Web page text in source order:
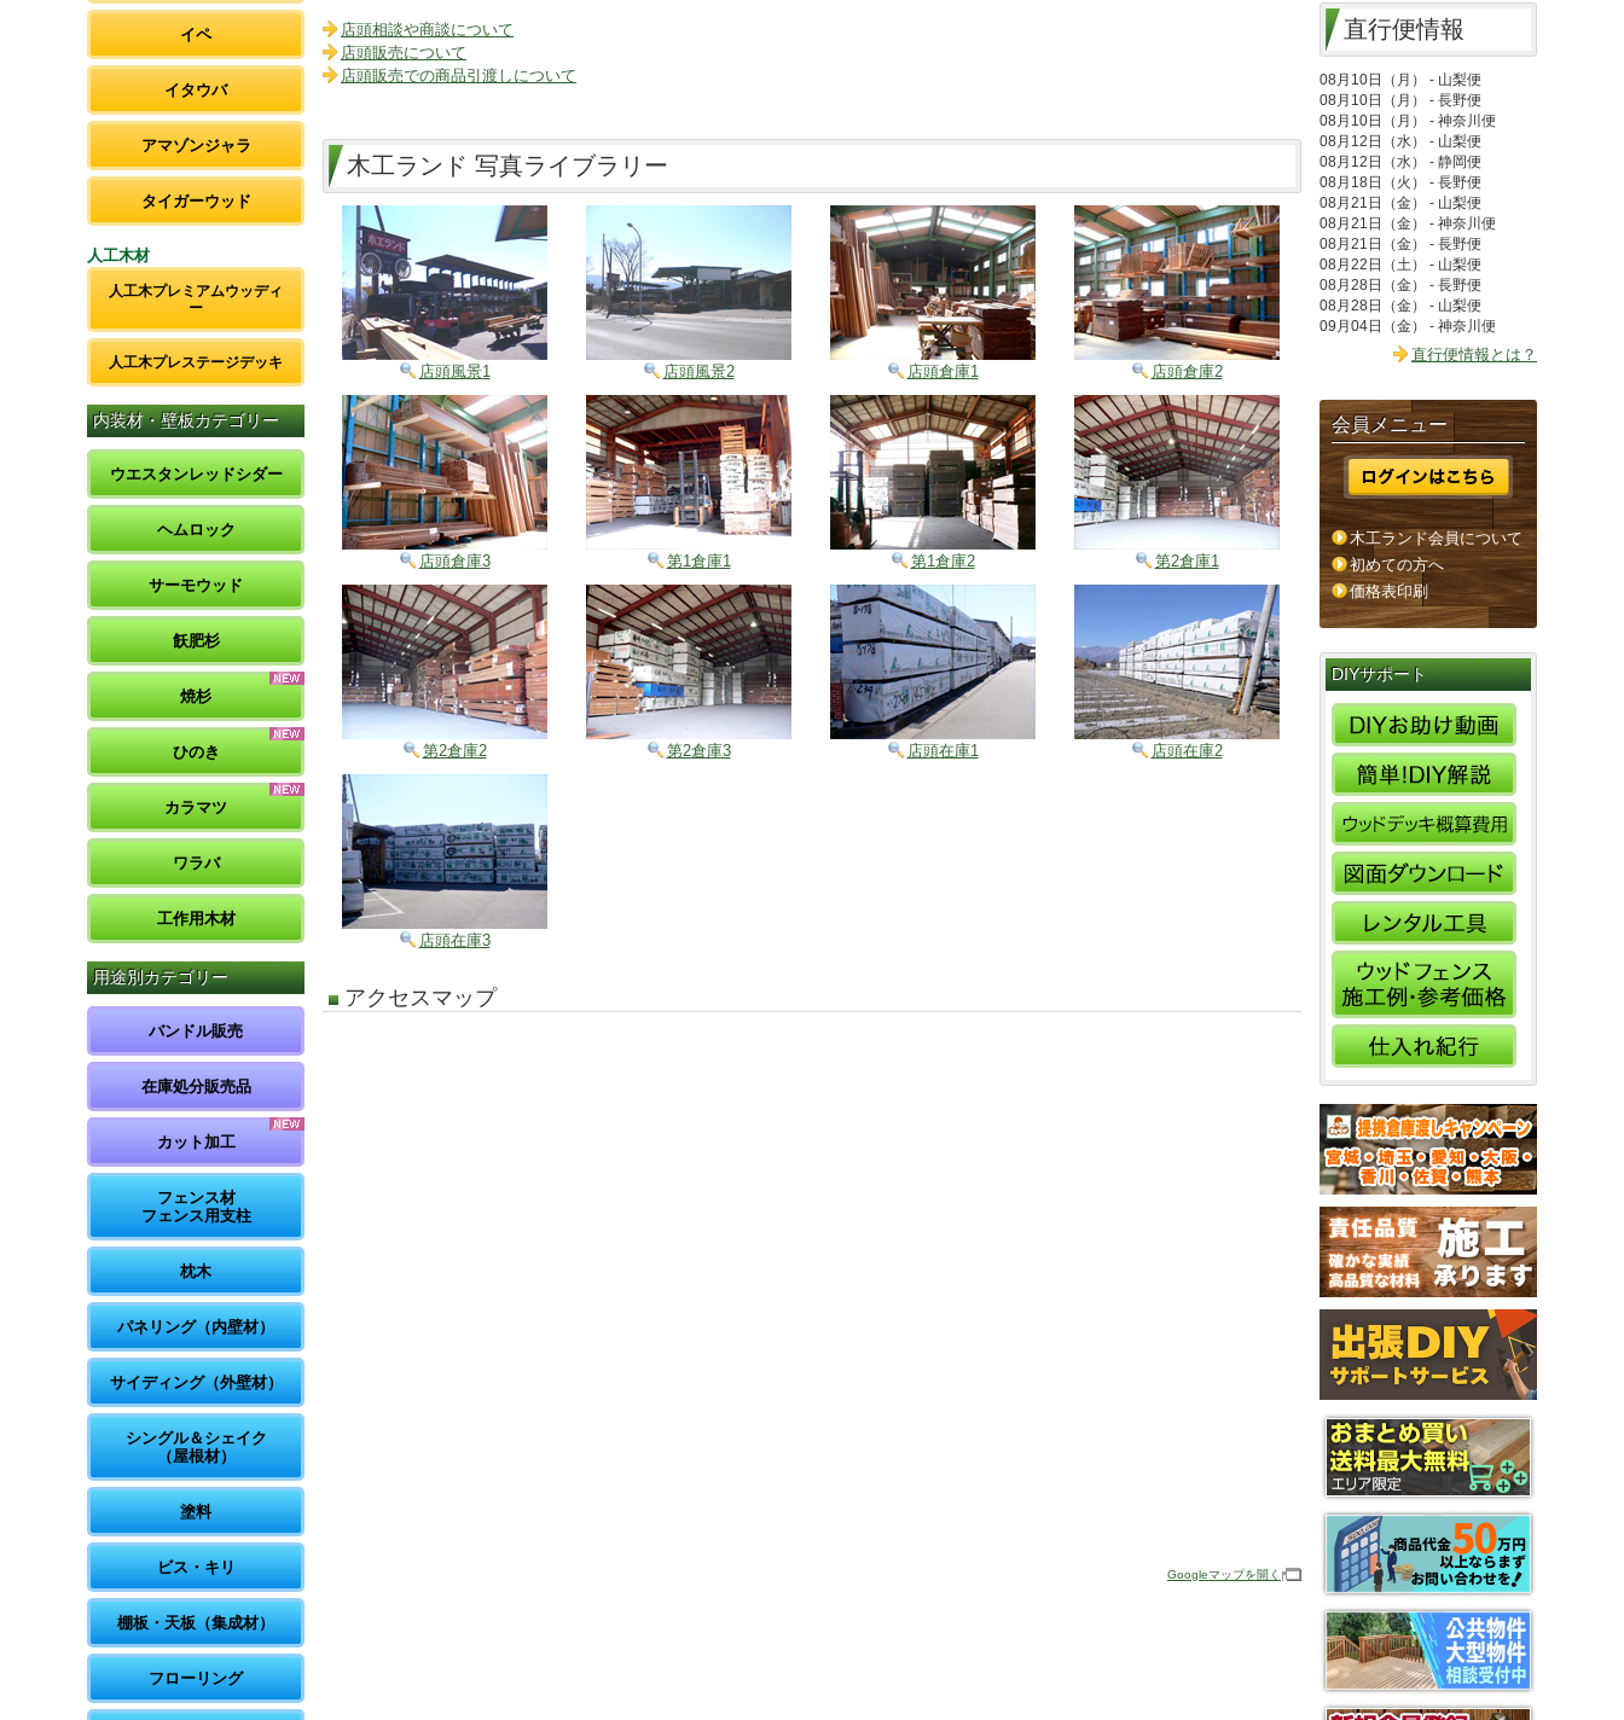
イペ
イタウバ
アマゾンジャラ
タイガーウッド
人工木材
人工木プレミアムウッディ
ー
人工木プレステージデッキ
内装材・壁板カテゴリー
ウエスタンレッドシダー
ヘムロック
サーモウッド
飫肥杉
焼杉
ひのき
カラマツ
ワラバ
工作用木材
用途別カテゴリー
バンドル販売
在庫処分販売品
カット加工
フェンス材
フェンス用支柱
枕木
パネリング（内壁材）
サイディング（外壁材）
シングル＆シェイク
（屋根材）
塗料
ビス・キリ
棚板・天板（集成材）
フローリング
店頭相談や商談について
店頭販売について
店頭販売での商品引渡しについて
木工ランド 写真ライブラリー
店頭風景1 店頭風景2 店頭倉庫1 店頭倉庫2
店頭倉庫3 第1倉庫1 第1倉庫2 第2倉庫1
第2倉庫2 第2倉庫3 店頭在庫1 店頭在庫2
店頭在庫3
アクセスマップ
Googleマップを開く
直行便情報
08月10日（月） - 山梨便
08月10日（月） - 長野便
08月10日（月） - 神奈川便
08月12日（水） - 山梨便
08月12日（水） - 静岡便
08月18日（火） - 長野便
08月21日（金） - 山梨便
08月21日（金） - 神奈川便
08月21日（金） - 長野便
08月22日（土） - 山梨便
08月28日（金） - 長野便
08月28日（金） - 山梨便
09月04日（金） - 神奈川便
直行便情報とは？
会員メニュー
木工ランド会員について
初めての方へ
価格表印刷
DIYサポート